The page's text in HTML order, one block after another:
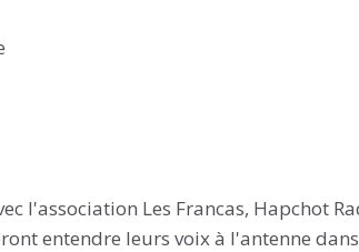
l'association Les Francas, Hapchot
entendre leurs voix à l'antenne